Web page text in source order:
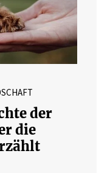
der
die